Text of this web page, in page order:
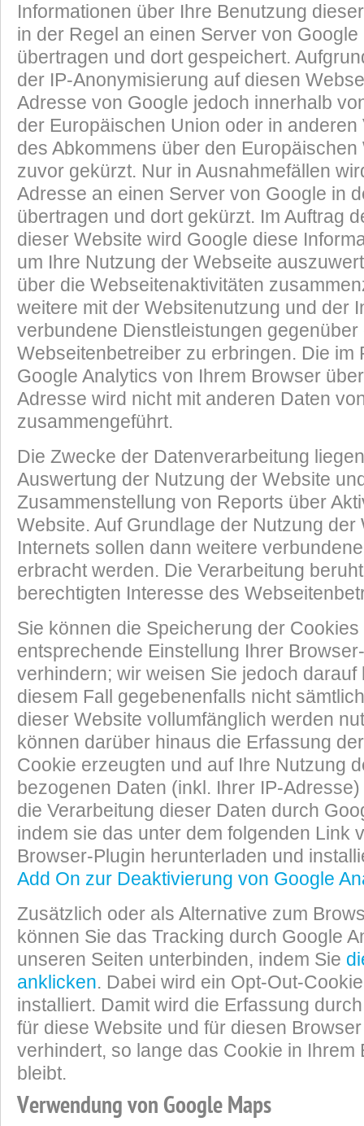
Informationen über Ihre Benutzung
in der Regel an einen Server von Google
übertragen und dort gespeichert.
der IP-Anonymisierung auf diesen
Adresse von Google jedoch innerhalb
der Europäischen Union oder in anderen
des Abkommens über den
zuvor gekürzt. Nur in Ausnahmefällen
Adresse an einen Server von Google in
übertragen und dort gekürzt. Im Auftrag
dieser Website wird Google diese
um Ihre Nutzung der Webseite
über die Webseitenaktivitäten
weitere mit der Websitenutzung und der
verbundene Dienstleistungen gegenüber
Webseitenbetreiber zu erbringen. Die im
Google Analytics von Ihrem Browser
Adresse wird nicht mit anderen Daten
zusammengeführt.
Die Zwecke der Datenverarbeitung
Auswertung der Nutzung der Website
Zusammenstellung von Reports über
Website. Auf Grundlage der Nutzung der
Internets sollen dann weitere
erbracht werden. Die Verarbeitung
berechtigten Interesse des
Sie können die Speicherung der
entsprechende Einstellung Ihrer
verhindern; wir weisen Sie jedoch darauf
diesem Fall gegebenenfalls nicht
dieser Website vollumfänglich werden
können darüber hinaus die Erfassung
Cookie erzeugten und auf Ihre Nutzung
bezogenen Daten (inkl. Ihrer IP-
die Verarbeitung dieser Daten durch
indem sie das unter dem folgenden Link
Browser-Plugin herunterladen und
Add On zur Deaktivierung von Google
Zusätzlich oder als Alternative zum
können Sie das Tracking durch Google
unseren Seiten unterbinden, indem Sie
anklicken. Dabei wird ein Opt-Out-
installiert. Damit wird die Erfassung
für diese Website und für diesen
verhindert, so lange das Cookie in Ihrem
bleibt.
Verwendung von Google Maps